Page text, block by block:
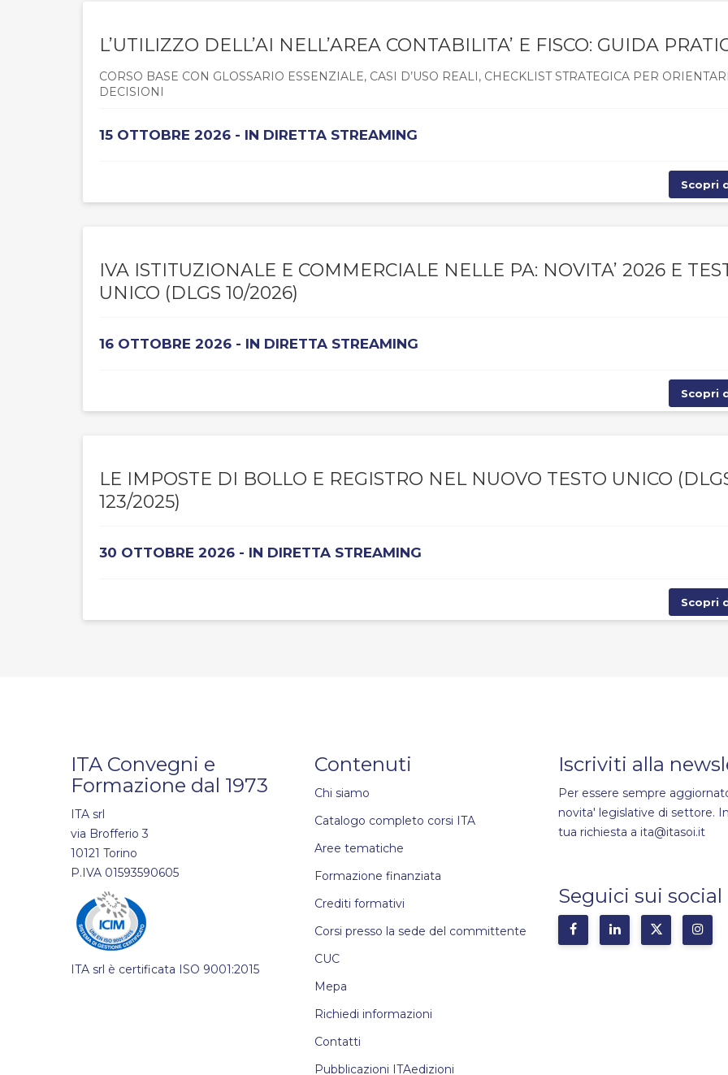
L’UTILIZZO DELL’AI NELL’AREA CONTABILITA’ E FISCO: GUIDA
CORSO BASE CON GLOSSARIO ESSENZIALE, CASI D’USO REALI, CHECKLIST STRATEGICA PER
DECISIONI
15 OTTOBRE 2026 - IN DIRETTA STREAMING
Scopri
IVA ISTITUZIONALE E COMMERCIALE NELLE PA: NOVITA’ 2026 E
UNICO (DLGS 10/2026)
16 OTTOBRE 2026 - IN DIRETTA STREAMING
Scopri
LE IMPOSTE DI BOLLO E REGISTRO NEL NUOVO TESTO UNICO
123/2025)
30 OTTOBRE 2026 - IN DIRETTA STREAMING
Scopri
ITA Convegni e
Formazione dal 1973
ITA srl
via Brofferio 3
10121 Torino
P.IVA 01593590605
ITA srl è certificata ISO 9001:2015
Contenuti
Chi siamo
Catalogo completo corsi ITA
Aree tematiche
Formazione finanziata
Crediti formativi
Corsi presso la sede del committente
CUC
Mepa
Richiedi informazioni
Contatti
Pubblicazioni ITAedizioni
Iscriviti alla
Per essere sempre
novita' legislative di settore.
tua richiesta a ita@itasoi.it
Seguici sui social